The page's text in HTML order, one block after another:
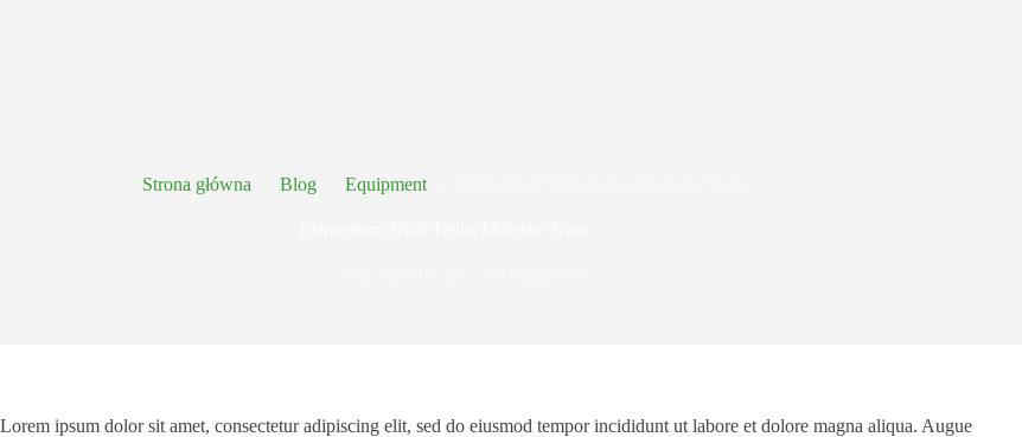
Strona główna Blog Equipment
Lorem ipsum dolor sit amet, consectetur adipiscing elit, sed do eiusmod tempor incididunt ut labore et dolore magna aliqua. Augue